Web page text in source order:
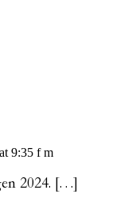
9:35 f m
2024. […]